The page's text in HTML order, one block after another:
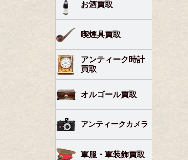
お酒買取
喫煙具買取
アンティーク時計
買取
オルゴール買取
アンティークカメラ
軍服・軍装飾買取